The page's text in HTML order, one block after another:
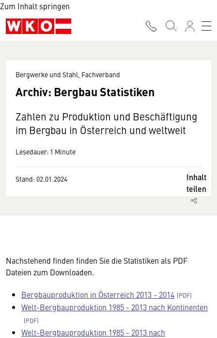
Zum Inhalt springen
Bergwerke und Stahl, Fachverband
Archiv: Bergbau Statistiken
Zahlen zu Produktion und Beschäftigung
im Bergbau in Österreich und weltweit
Lesedauer: 1 Minute
Stand: 02.01.2024
Inhalt
teilen
Nachstehend finden finden Sie die Statistiken als PDF
Dateien zum Downloaden.
Bergbauproduktion in Österreich 2013 - 2014
Welt-Bergbauproduktion 1985 - 2013 nach Kontinenten
Welt-Bergbauproduktion 1985 - 2013 nach